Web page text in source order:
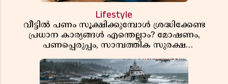
Lifestyle
വീട്ടിൽ പണം സൂക്ഷിക്കുമ്പോൾ ശ്രദ്ധിക്കേണ്ട
പ്രധാന കാര്യങ്ങൾ എന്തെല്ലാം? മോഷണം,
പണപ്പെരുപ്പം, സാമ്പത്തിക സുരക്ഷ